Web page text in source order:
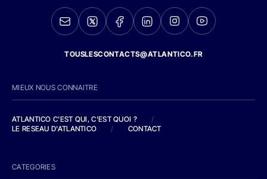
TOUSLESCONTACTS@ATLANTICO.FR
MIEUX NOUS CONNAITRE
ATLANTICO C'EST QUI, C'EST QUOI ?
/
LE RESEAU D'ATLANTICO
/ CONTACT
CATEGORIES